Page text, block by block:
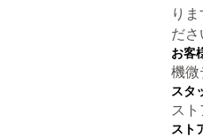
り
ださ
お客
機微
スタ
ス
スト